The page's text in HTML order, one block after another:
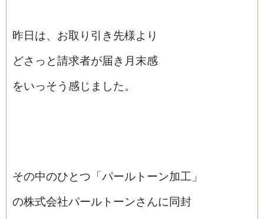
昨日は、お取り引き先様より
どさっと請求者が届き月末感
をいっそう感じました。
その中のひとつ「パールトーン加工」
の株式会社パールトーンさんに同封